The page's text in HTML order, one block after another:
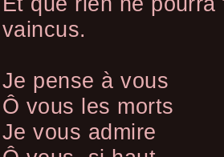
vaincus.
Je pense à vous
Ô vous les morts
Je vous admire